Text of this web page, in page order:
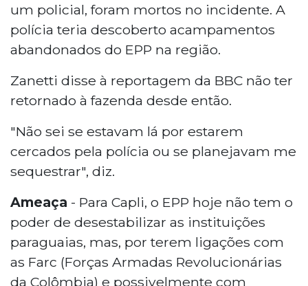
um policial, foram mortos no incidente. A
polícia teria descoberto acampamentos
abandonados do EPP na região.
Zanetti disse à reportagem da BBC não ter
retornado à fazenda desde então.
"Não sei se estavam lá por estarem
cercados pela polícia ou se planejavam me
sequestrar", diz.
Ameaça - Para Capli, o EPP hoje não tem o
poder de desestabilizar as instituições
paraguaias, mas, por terem ligações com
as Farc (Forças Armadas Revolucionárias
da Colômbia) e possivelmente com